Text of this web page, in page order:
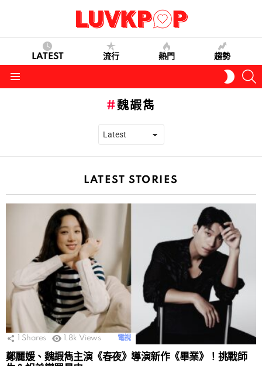
LATEST 流行 熱門 趨勢
SKIN
魏嘏雋
LATEST STORIES
Shares 1.8k Views 電視
鄭麗媛、魏嘏雋主演《春夜》導演新作《畢業》！挑戰師